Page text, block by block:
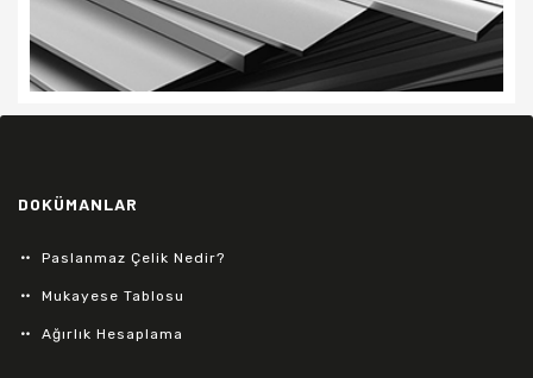
DOKÜMANLAR
Paslanmaz Çelik Nedir?
Mukayese Tablosu
Ağırlık Hesaplama